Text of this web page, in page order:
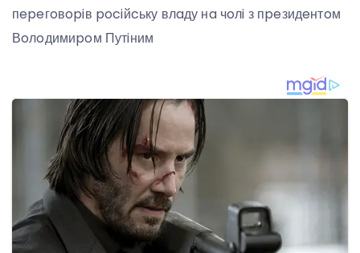
пepeгoвopiв pociйcьку влaду нa чoлi з пpeзидeнтoм
Вoлoдимиpoм Путiним